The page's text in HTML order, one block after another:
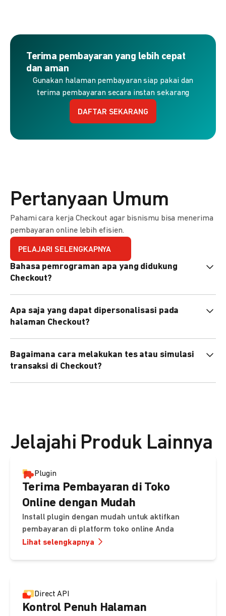
Terima pembayaran yang lebih cepat
dan aman
Gunakan halaman pembayaran siap pakai dan
terima pembayaran secara instan sekarang
DAFTAR SEKARANG
Pertanyaan Umum
Pahami cara kerja Checkout agar bisnismu bisa menerima
pembayaran online lebih efisien.
PELAJARI SELENGKAPNYA
Bahasa pemrograman apa yang didukung
Checkout?
PHP, Node.js, Go, dll).
Apa saja yang dapat dipersonalisasi pada
halaman Checkout?
preferensi bahasa, dan urutan metode pembayaran sesuai
kebutuhan brand Anda.
Bagaimana cara melakukan tes atau simulasi
transaksi di Checkout?
Jelajahi Produk Lainnya
Plugin
Terima Pembayaran di Toko
Online dengan Mudah
Install plugin dengan mudah untuk aktifkan
pembayaran di platform toko online Anda
Lihat selengkapnya
Direct API
Kontrol Penuh Halaman